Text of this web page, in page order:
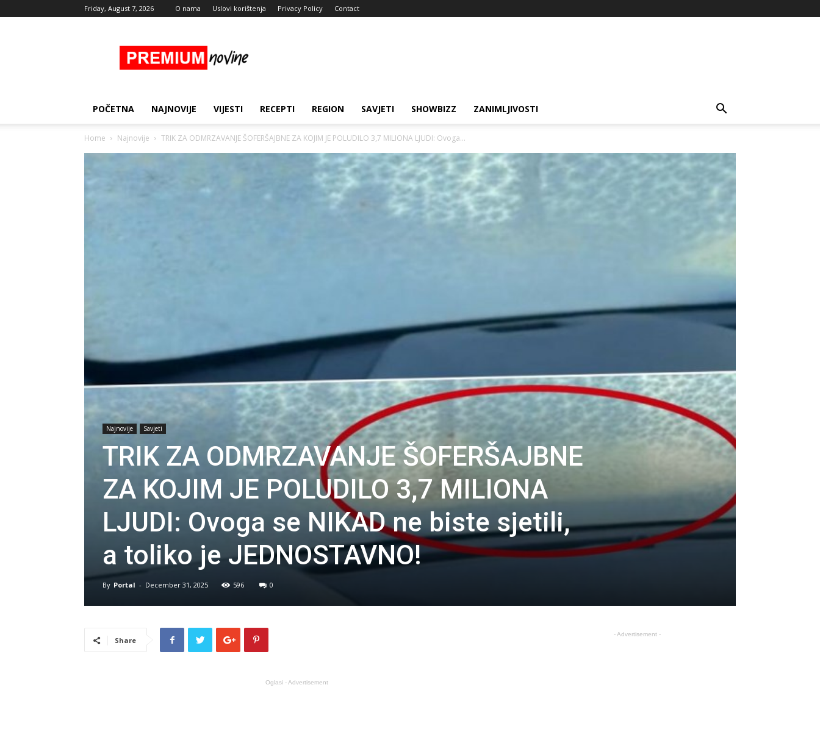
Friday, August 7, 2026 O nama Uslovi korištenja Privacy Policy Contact
Novine
POČETNA NAJNOVIJE VIJESTI RECEPTI REGION SAVJETI SHOWBIZZ ZANIMLJIVOSTI
Home Najnovije TRIK ZA ODMRZAVANJE ŠOFERŠAJBNE ZA KOJIM JE POLUDILO 3,7 MILIONA LJUDI: Ovoga...
Najnovije Savjeti
TRIK ZA ODMRZAVANJE ŠOFERŠAJBNE
ZA KOJIM JE POLUDILO 3,7 MILIONA
LJUDI: Ovoga se NIKAD ne biste sjetili,
a toliko je JEDNOSTAVNO!
By Portal - December 31, 2025 596 0
Share
Oglasi - Advertisement
- Advertisement -